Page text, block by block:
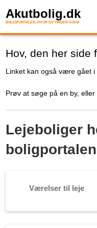
Akutbolig.dk
BOLIGPORTALEN, HVOR DU FINDER HJEM
Hov, den her side
Linket kan også være gået i
Prøv at søge på en by, eller
Lejeboliger
boligportalen
Værelser til leje